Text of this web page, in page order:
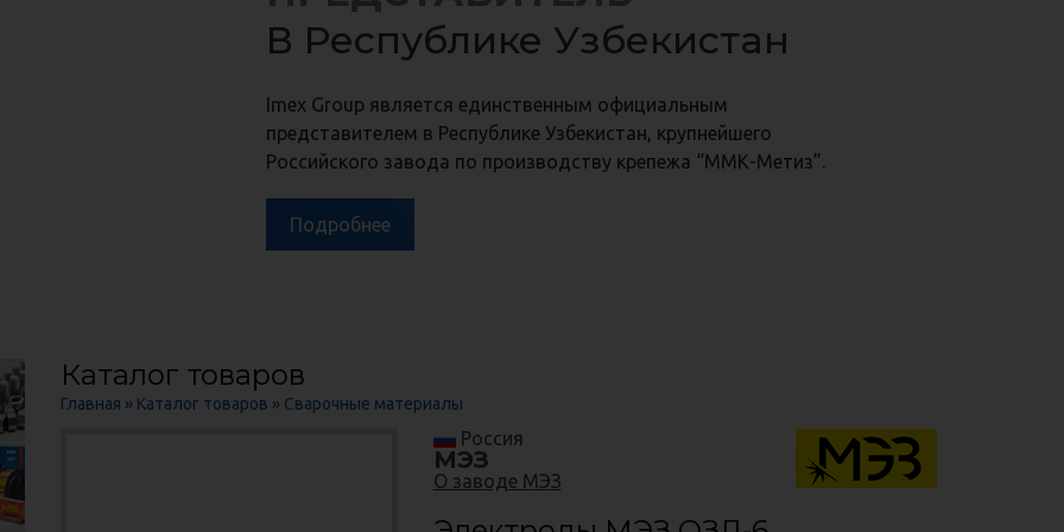
В Республике Узбекистан
Imex Group является единственным официальным
представителем в Республике Узбекистан, крупнейшего
Российского завода по производству крепежа “ММК-Метиз”.
Подробнее
Метизной продукции
в Республике Узбекистан
Подробнее
Каталог товаров
Главная » Каталог товаров » Сварочные материалы
Россия
МЭЗ
О заводе МЭЗ